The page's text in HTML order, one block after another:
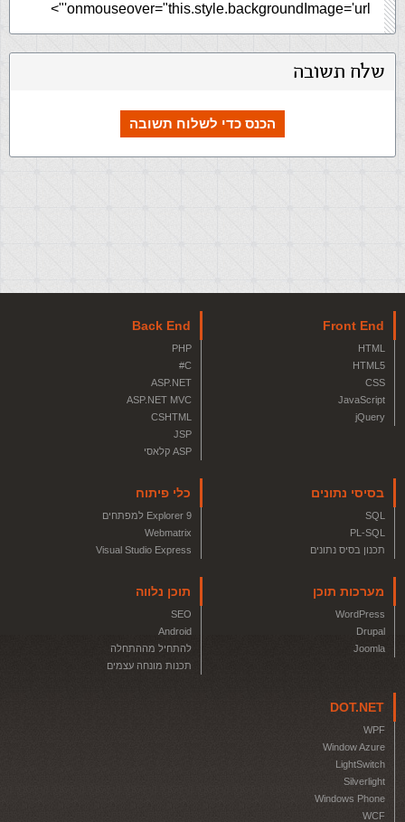
onmouseover="this.style.backgroundImage='url'">
שלח תשובה
הכנס כדי לשלוח תשובה
Front End
HTML
HTML5
CSS
JavaScript
jQuery
Back End
PHP
C#
ASP.NET
ASP.NET MVC
CSHTML
JSP
ASP קלאסי
בסיסי נתונים
SQL
PL-SQL
תכנון בסיס נתונים
כלי פיתוח
Explorer 9 למפתחים
Webmatrix
Visual Studio Express
מערכות תוכן
WordPress
Drupal
Joomla
תוכן נלווה
SEO
Android
להתחיל מההתחלה
תכנות מונחה עצמים
DOT.NET
WPF
Window Azure
LightSwitch
Silverlight
Windows Phone
WCF